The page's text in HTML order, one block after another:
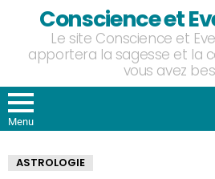
Conscience et
Le site Conscience et
apportera la sagesse et la
vous avez
Menu
ASTROLOGIE